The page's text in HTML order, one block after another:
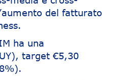
del fatturato
ha una
target €5,30